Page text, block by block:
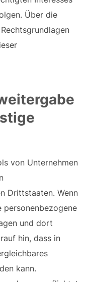
Über die
von Unternehmen
Drittstaaten. Wenn
personenbezogene
und dort
hin, dass in
kann.